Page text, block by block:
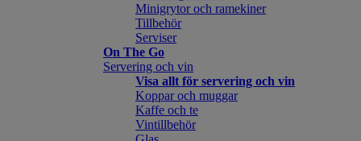
Minigrytor och ramekiner
Tillbehör
Serviser
On The Go
Servering och vin
Visa allt för servering och vin
Koppar och muggar
Kaffe och te
Vintillbehör